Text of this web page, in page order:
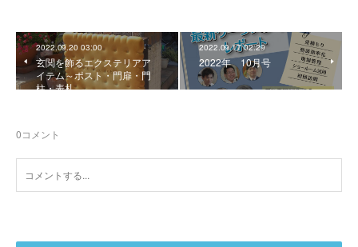
2022.09.20 03:00
玄関を飾るエクステリアア
イテム～ポスト・門扉・門
柱・表札
2022.09.17 02:29
2022年 10月号
0コメント